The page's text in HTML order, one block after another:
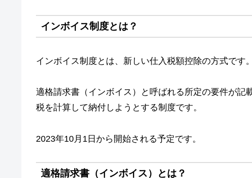
インボイス制度とは？
インボイス制度とは、新しい仕入税額控除の方式です。
適格請求書（インボイス）と呼ばれる所定の要件が記
税を計算して納付しようとする制度です。
2023年10月1日から開始される予定です。
適格請求書（インボイス）とは？